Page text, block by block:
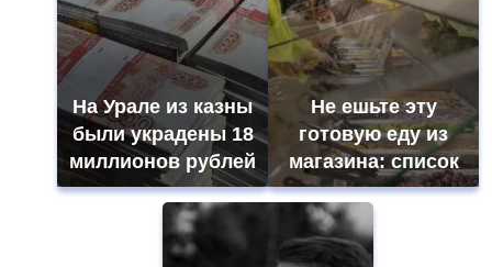
На Урале из казны
были украдены 18
миллионов рублей
Не ешьте эту
готовую еду из
магазина: список